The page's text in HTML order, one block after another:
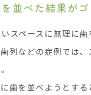
並べた結果が
スペースに無理に歯
列などの症例では
歯を並べようとす